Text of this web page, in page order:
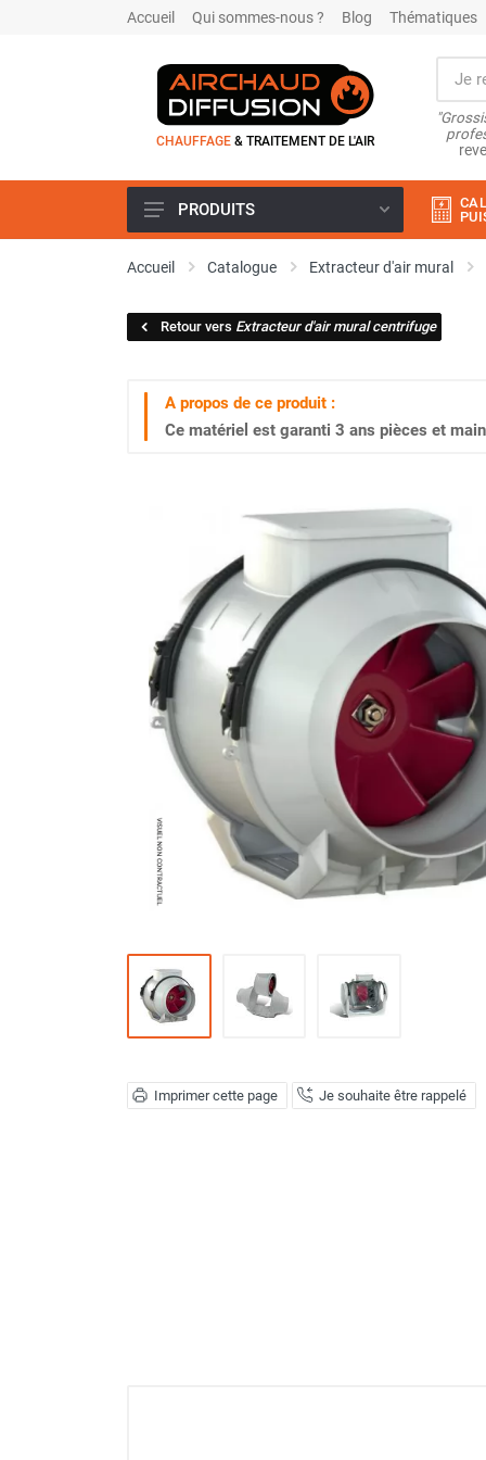
Accueil Qui sommes-nous ? Blog Thématiques
CHAUFFAGE & TRAITEMENT DE L'AIR
Climatiseur
Climatiseur mobile résidentiel et
Rafraîchisseur d'air
Rafraichisseur d'air mobile
Brumisateur d'air
Coffret de brumisation
Ventilateur brumisateur
Ventilateur / extracteur d'air mobile
Brasseur d'air
Ventilateur fixe
Ventilateur industriel
Ventilateur de chantier
Ventilateur centrifuge
Ventilateur de sol
Ventilateur sur pied
Ventilateur de bureau
Ventilateur de table
Extracteur d'air mural
Extracteur d'air mural hélicoïde
Extracteur d'air mural centrifuge
Extracteur d'air mural résidentiel
Déstratificateur ventilateur de
plafond
Déstratificateur industriel à pales
Déstratificateur de plafond design
Déstratificateur Airius
PRODUITS
Accueil Catalogue Extracteur d'air mural
Retour vers Extracteur d'air mural centrifuge
A propos de ce produit :
Ce matériel est garanti 3 ans pièces et
Imprimer cette page Je souhaite être rappelé